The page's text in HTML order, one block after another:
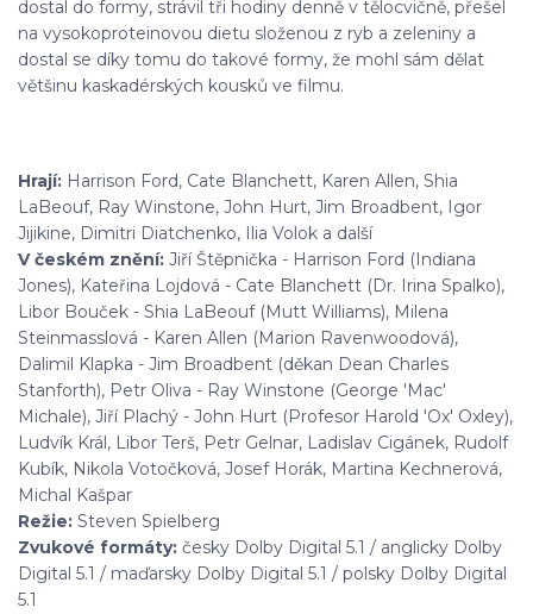
dostal do formy, strávil tři hodiny denně v tělocvičně, přešel
na vysokoproteinovou dietu složenou z ryb a zeleniny a
dostal se díky tomu do takové formy, že mohl sám dělat
většinu kaskadérských kousků ve filmu.
Hrají: Harrison Ford, Cate Blanchett, Karen Allen, Shia
LaBeouf, Ray Winstone, John Hurt, Jim Broadbent, Igor
Jijikine, Dimitri Diatchenko, Ilia Volok a další
V českém znění: Jiří Štěpnička - Harrison Ford (Indiana
Jones), Kateřina Lojdová - Cate Blanchett (Dr. Irina Spalko),
Libor Bouček - Shia LaBeouf (Mutt Williams), Milena
Steinmasslová - Karen Allen (Marion Ravenwoodová),
Dalimil Klapka - Jim Broadbent (děkan Dean Charles
Stanforth), Petr Oliva - Ray Winstone (George 'Mac'
Michale), Jiří Plachý - John Hurt (Profesor Harold 'Ox' Oxley),
Ludvík Král, Libor Terš, Petr Gelnar, Ladislav Cigánek, Rudolf
Kubík, Nikola Votočková, Josef Horák, Martina Kechnerová,
Michal Kašpar
Režie: Steven Spielberg
Zvukové formáty: česky Dolby Digital 5.1 / anglicky Dolby
Digital 5.1 / maďarsky Dolby Digital 5.1 / polsky Dolby Digital
5.1